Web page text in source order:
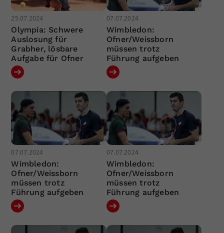
25.07.2024
Olympia: Schwere
Auslosung für
Grabher, lösbare
Aufgabe für Ofner
07.07.2024
Wimbledon:
Ofner/Weissborn
müssen trotz
Führung aufgeben
07.07.2024
Wimbledon:
Ofner/Weissborn
müssen trotz
Führung aufgeben
07.07.2024
Wimbledon:
Ofner/Weissborn
müssen trotz
Führung aufgeben